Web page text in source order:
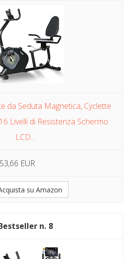
da Seduta Magnetica, Cyclette
Livelli di Resistenza Schermo
LCD...
EUR
su Amazon
8